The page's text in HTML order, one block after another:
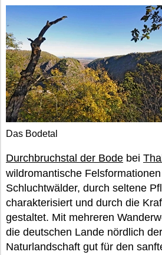
Das Bodetal
Durchbruchstal der Bode bei
wildromantische
Schluchtwälder, durch seltene
charakterisiert und durch die
gestaltet. Mit mehreren
die deutschen Lande nördlich
Naturlandschaft gut für den